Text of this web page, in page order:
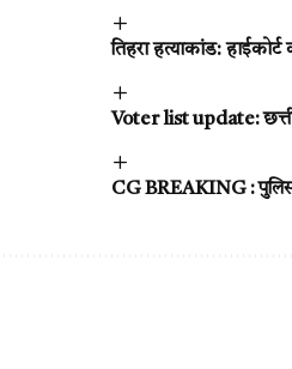
तिहरा हत्याकांड:
Voter list update:
CG BREAKING :